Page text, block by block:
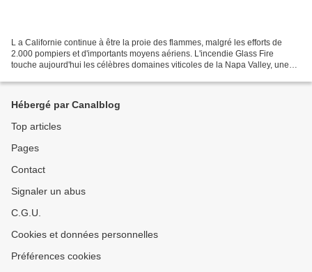
L a Californie continue à être la proie des flammes, malgré les efforts de
2.000 pompiers et d'importants moyens aériens. L'incendie Glass Fire
touche aujourd'hui les célèbres domaines viticoles de la Napa Valley, une
Hébergé par Canalblog
Top articles
Pages
Contact
Signaler un abus
C.G.U.
Cookies et données personnelles
Préférences cookies